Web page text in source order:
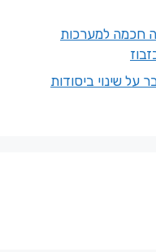
חכמה למערכות
הזמן לדבר על שינוי ביסודות